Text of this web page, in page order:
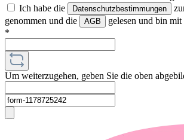
Ich habe die
Datenschutzbestimmungen
genommen und die
AGB
gelesen und bin
*
Um weiterzugehen, geben Sie die oben